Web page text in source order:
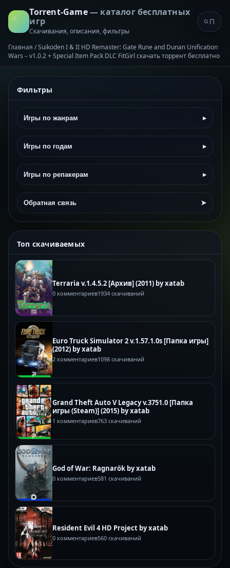
Torrent-Game— каталог бесплатных
игр
Скачивания, описания, фильтры
Главная /Suikoden I & II HD Remaster: Gate Rune and Dunan Unification
Wars – v1.0.2 + Special Item Pack DLC FitGirl скачать торрент бесплатно
Фильтры
Игры по жанрам ▸
Игры по годам ▸
Игры по репакерам ▸
Обратная связь ➤
Топ скачиваемых
Terraria v.1.4.5.2 [Архив] (2011) by xatab
0 комментариев1934 скачиваний
Euro Truck Simulator 2 v.1.57.1.0s [Папка игры]
(2012) by xatab
2 комментариев1098 скачиваний
Grand Theft Auto V Legacy v.3751.0 [Папка
игры (Steam)] (2015) by xatab
1 комментариев763 скачиваний
God of War: Ragnarök by xatab
0 комментариев581 скачиваний
Resident Evil 4 HD Project by xatab
0 комментариев560 скачиваний